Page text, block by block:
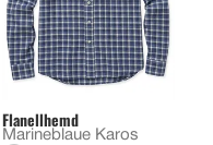
Flanellhemd
Marineblaue Karos